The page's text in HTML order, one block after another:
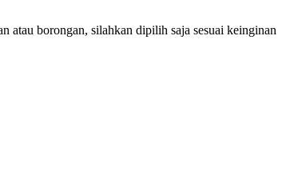
atau borongan, silahkan dipilih saja sesuai keinginan